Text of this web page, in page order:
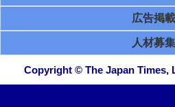
広告掲載
人材募集
Copyright © The Japan Times,